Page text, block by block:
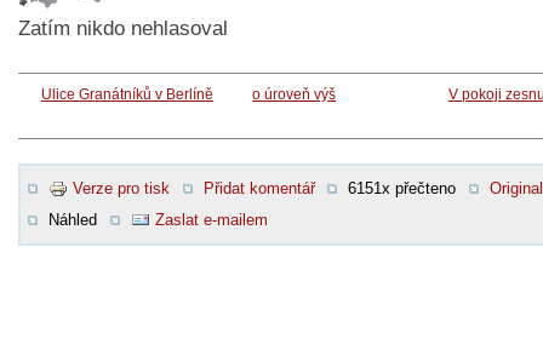
Zatím nikdo nehlasoval
Ulice Granátníků v Berlíně o úroveň výš V pokoji
Verze pro tisk Přidat komentář 6151x přečteno
Original
Náhled
Zaslat e-mailem